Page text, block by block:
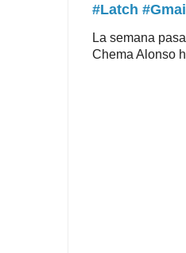
#Latch
La semana
Chema Alonso